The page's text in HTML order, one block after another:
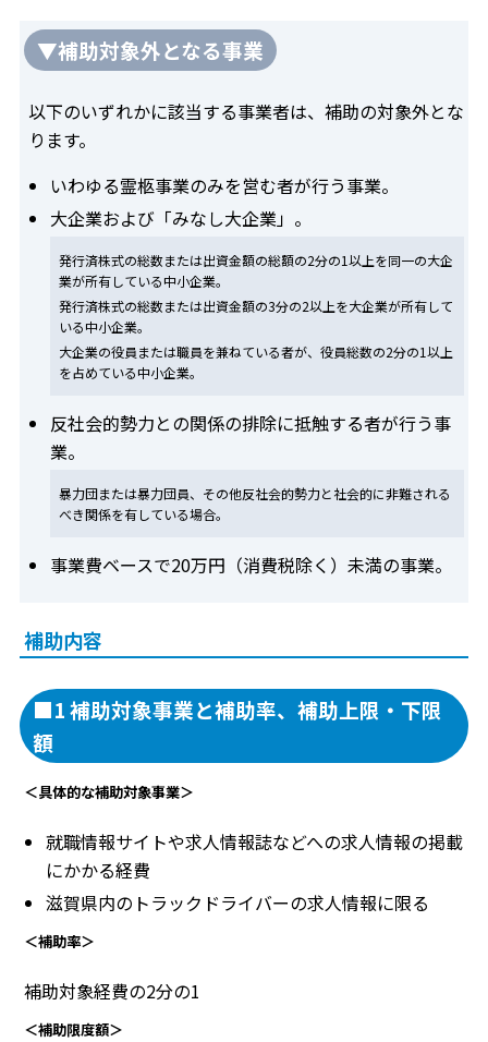
▼補助対象外となる事業
以下のいずれかに該当する事業者は、補助の対象外とな
ります。
いわゆる霊柩事業のみを営む者が行う事業。
大企業および「みなし大企業」。
発行済株式の総数または出資金額の総額の2分の1以上を同一の大企
業が所有している中小企業。
発行済株式の総数または出資金額の3分の2以上を大企業が所有して
いる中小企業。
大企業の役員または職員を兼ねている者が、役員総数の2分の1以上
を占めている中小企業。
反社会的勢力との関係の排除に抵触する者が行う事
業。
暴力団または暴力団員、その他反社会的勢力と社会的に非難される
べき関係を有している場合。
事業費ベースで20万円（消費税除く）未満の事業。
補助内容
■1 補助対象事業と補助率、補助上限・下限
額
＜具体的な補助対象事業＞
就職情報サイトや求人情報誌などへの求人情報の掲載
にかかる経費
滋賀県内のトラックドライバーの求人情報に限る
＜補助率＞
補助対象経費の2分の1
＜補助限度額＞